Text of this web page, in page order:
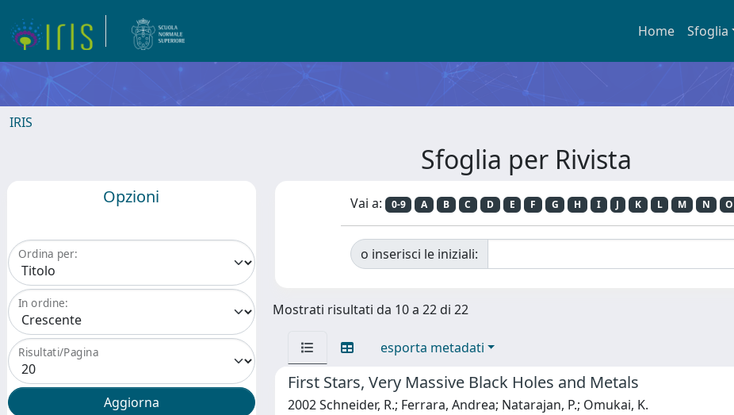
Home Sfoglia
IRIS
Sfoglia per Rivista
Opzioni
Ordina per:
In ordine:
Risultati/Pagina
Vai a: 0-9 A B C D E F G H I J K L M N O
o inserisci le iniziali:
Mostrati risultati da 10 a 22 di 22
esporta metadati
First Stars, Very Massive Black Holes and Metals
2002 Schneider, R.; Ferrara, Andrea; Natarajan, P.; Omukai, K.